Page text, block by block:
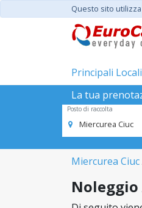
Questo sito
Principali
La tua
Posto di raccolta
Miercurea Ciuc
Miercurea Ciuc
Noleggio